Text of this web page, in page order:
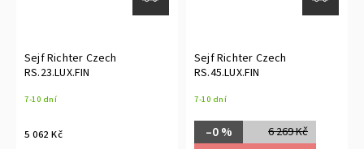
Sejf Richter Czech
RS.23.LUX.FIN
7-10 dní
5 062 Kč
Sejf Richter Czech
RS.45.LUX.FIN
7-10 dní
6 269 Kč
–0 %